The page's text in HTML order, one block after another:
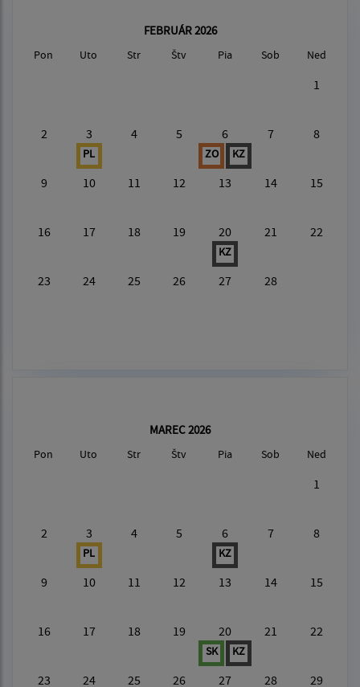
FEBRUÁR 2026
Pon Uto Str Štv Pia Sob Ned
1
2 3
PL
4 5 6
ZO KZ
7 8
9 10 11 12 13 14 15
16 17 18 19 20
KZ
21 22
23 24 25 26 27 28
MAREC 2026
Pon Uto Str Štv Pia Sob Ned
1
2 3
PL
4 5 6
KZ
7 8
9 10 11 12 13 14 15
16 17 18 19 20
SK KZ
21 22
23 24 25 26 27 28 29